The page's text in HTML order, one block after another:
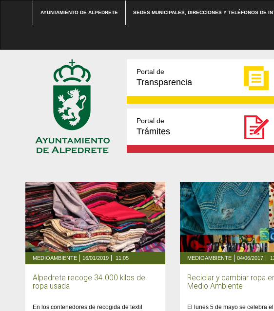
AYUNTAMIENTO DE ALPEDRETE SEDES MUNICIPALES, DIRECCIONES Y TELÉFONOS DE
Portal de
Transparencia
Portal de
Trámites
MEDIOAMBIENTE 16/01/2019 11:05
Alpedrete recoge 34.000 kilos de
ropa usada
En los contenedores de recogida de textil
MEDIOAMBIENTE 04/06/2017
Reciclar y cambiar ropa
Medio Ambiente
El lunes 5 de mayo se celebra